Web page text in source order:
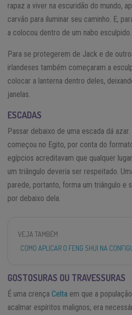
rapaz a viver na escuridão do mundo,
carvão para iluminar seu caminho. E,
a colocou dentro de um nabo esculpido.
Para se protegerem de Jack e de
irlandeses também começaram a
colocar a lanterna dentro deles,
janelas.
ESCADAS
Passar debaixo de uma escada dá
começou no Egito, por conta do
egípcios acreditavam que qualquer
um triângulo deveria ser respeitado.
parede, portanto, forma um triângulo e
por debaixo dela.
VEJA TAMBÉM
COMO APLICAR O FENG SHUI NA
GOSTOSURAS OU TRAVESSURAS
É uma crença Celta em que a
acalmar espíritos malignos, era